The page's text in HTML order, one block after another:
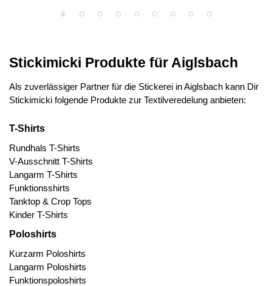
Stickimicki Produkte für Aiglsbach
Als zuverlässiger Partner für die Stickerei in Aiglsbach kann Dir
Stickimicki folgende Produkte zur Textilveredelung anbieten:
T-Shirts
Rundhals T-Shirts
V-Ausschnitt T-Shirts
Langarm T-Shirts
Funktionsshirts
Tanktop & Crop Tops
Kinder T-Shirts
Poloshirts
Kurzarm Poloshirts
Langarm Poloshirts
Funktionspoloshirts